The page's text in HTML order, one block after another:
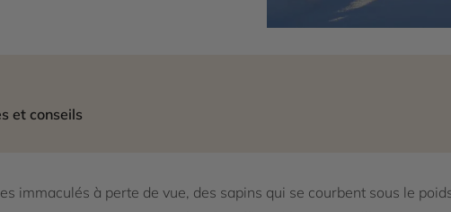
et conseils
immaculés à perte de vue, des sapins qui se courbent sous le